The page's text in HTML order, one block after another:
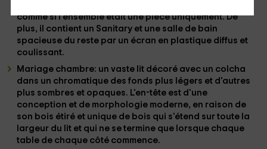
comme si l'ensemble était une pièceuniquement. De
plus, il contient un Sanitary et une salle de bain
spacieuse du reste par un écran en plastique diffus et
coulissant.
Mariage chambre: un vaste lit décoré avec un colcha
dans un chromatique des fonds plus légers et d'autres
plus sombres et opaques. L'en-tête est d'une
conception et de morphologie moderne, en raison de
son bois étiré et unique de bois qui s'étend sur toute la
largeur du lit et qui ne se termine que lorsque chaque
table de chaque côté commence.